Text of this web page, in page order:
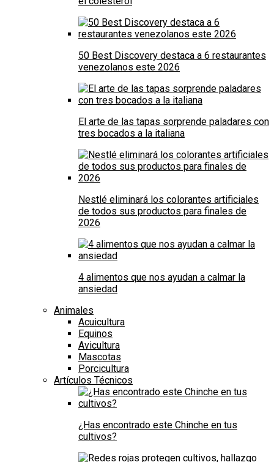
50 Best Discovery destaca a 6 restaurantes
venezolanos este 2026
El arte de las tapas sorprende paladares con
tres bocados a la italiana
Nestlé eliminará los colorantes artificiales
de todos sus productos para finales de
2026
4 alimentos que nos ayudan a calmar la
ansiedad
Animales
Acuicultura
Equinos
Avicultura
Mascotas
Porcicultura
Artículos Técnicos
¿Has encontrado este Chinche en tus
cultivos?